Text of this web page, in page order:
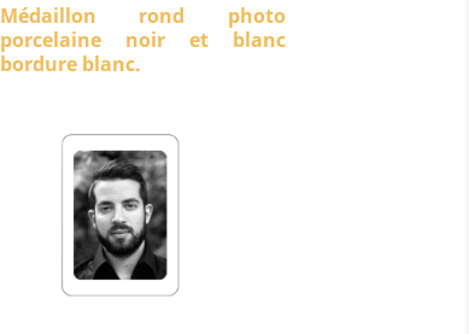
Médaillon rond photo
porcelaine noir et blanc
bordure blanc.